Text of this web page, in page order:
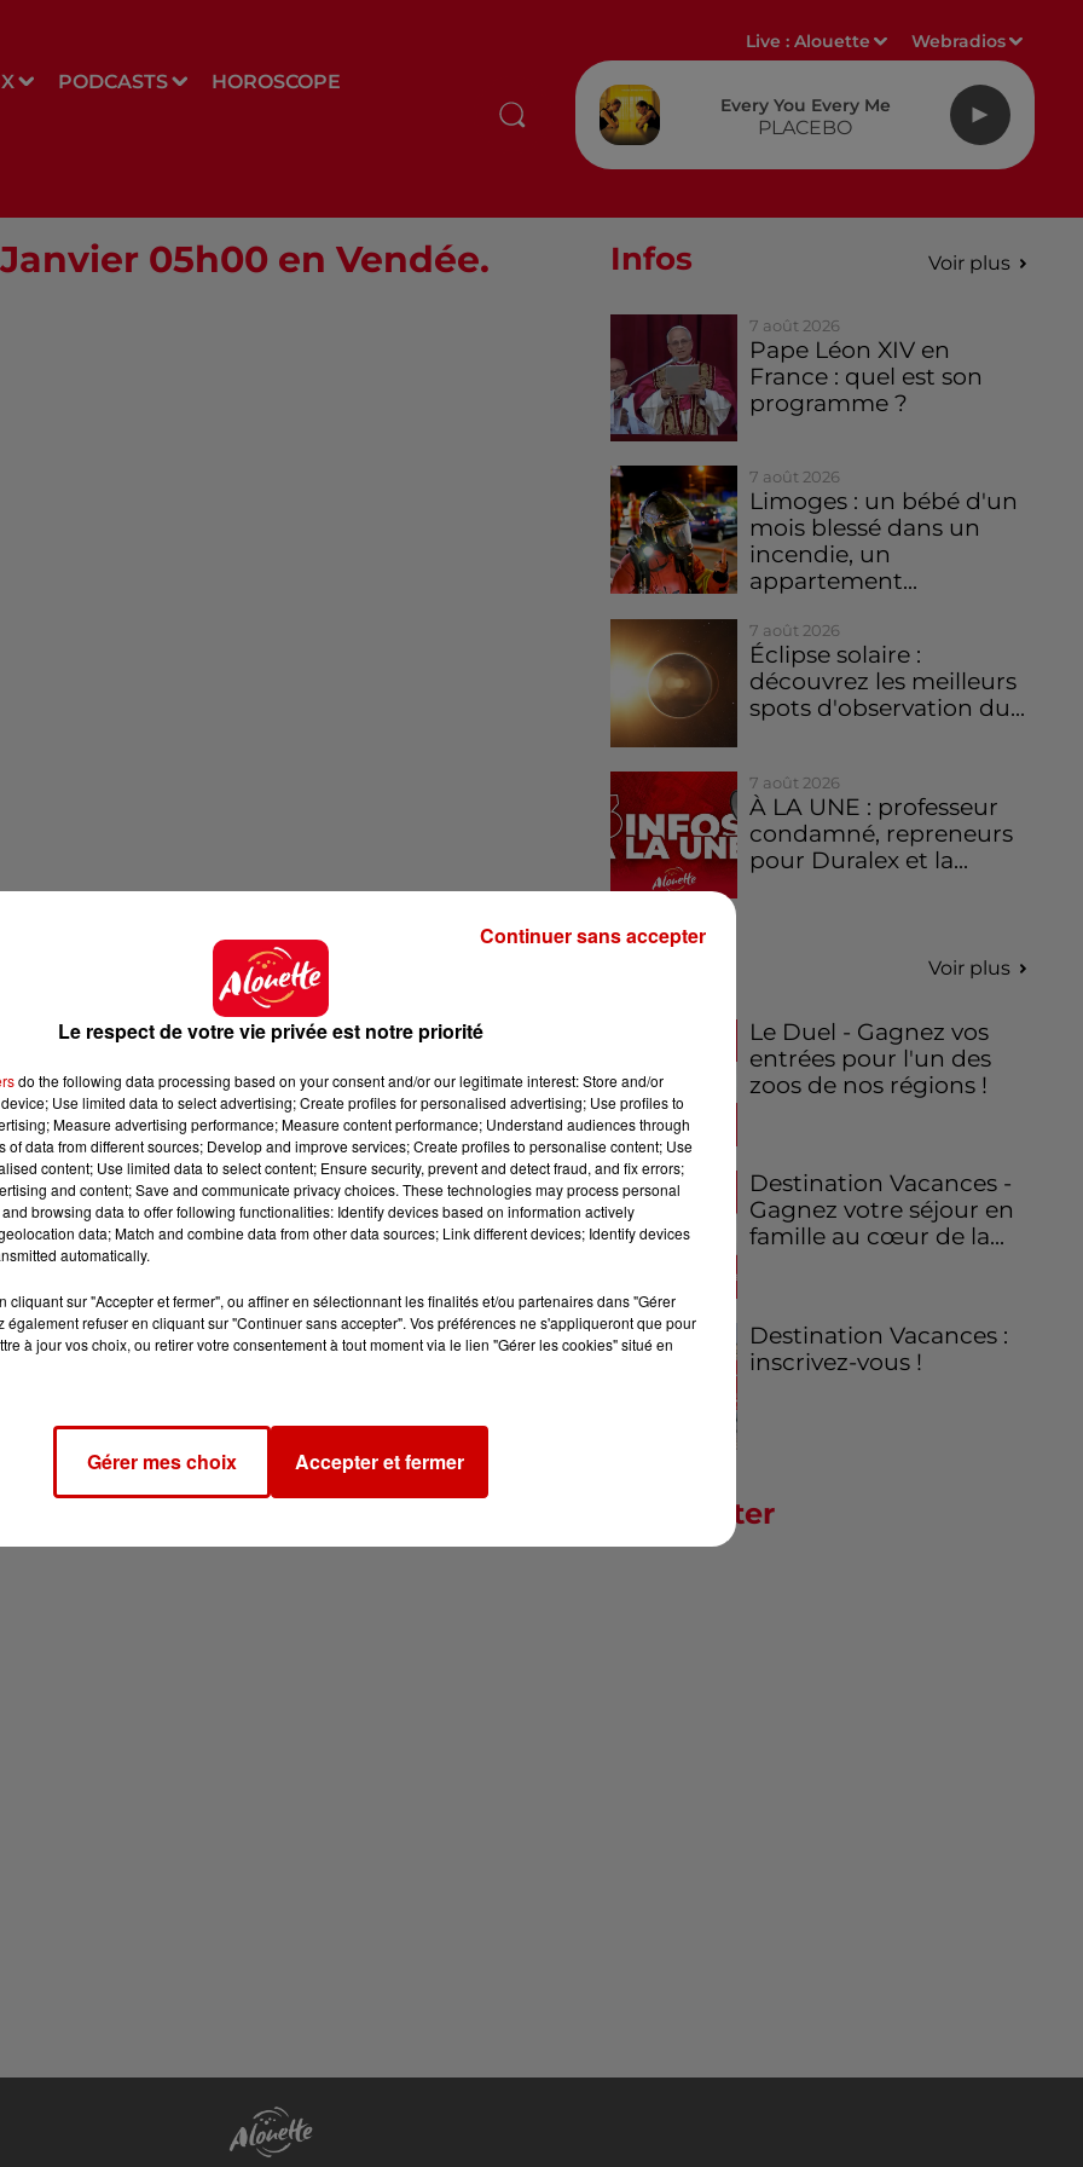
PODCASTS HOROSCOPE
Live :Alouette Webradios
Every You Every Me
PLACEBO
05h00 en Vendée. Infos Voir plus
7 août 2026
Pape Léon XIV en
France : quel est son
programme ?
7 août 2026
Limoges : un bébé d'un
mois blessé dans un
incendie, un
appartement...
7 août 2026
Éclipse solaire :
découvrez les meilleurs
spots d'observation du...
7 août 2026
À LA UNE : professeur
condamné, repreneurs
pour Duralex et la...
Voir plus
Le Duel - Gagnez vos
entrées pour l'un des
zoos de nos régions !
Destination Vacances -
Gagnez votre séjour en
famille au cœur de la...
Destination Vacances :
inscrivez-vous !
Newsletter
Le respect de votre vie privée est notre priorité
do the following data processing based on your consent and/or our legitimate interest: Store and/or
Use limited data to select advertising; Create profiles for personalised advertising; Use profiles to
Measure advertising performance; Measure content performance; Understand audiences through
of data from different sources; Develop and improve services; Create profiles to personalise content; Use
content; Use limited data to select content; Ensure security, prevent and detect fraud, and fix errors;
and content; Save and communicate privacy choices. These technologies may process personal
browsing data to offer following functionalities: Identify devices based on information actively
data; Match and combine data from other data sources; Link different devices; Identify devices
automatically.
cliquant sur "Accepter et fermer", ou affiner en sélectionnant les finalités et/ou partenaires dans "Gérer
également refuser en cliquant sur "Continuer sans accepter". Vos préférences ne s'appliqueront que pour
à jour vos choix, ou retirer votre consentement à tout moment via le lien "Gérer les cookies" situé en
Gérer mes choix Accepter et fermer
Continuer sans accepter